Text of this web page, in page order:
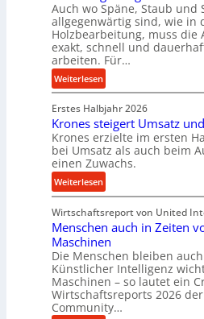
l
s
a
n
d
s
c
h
a
l
s
e
n
s
o
r
e
n
l
g
e
w
i
n
d
e
t
r
i
b
u
n
d
H
y
d
r
a
Auch wo Späne, Staub und
allgegenwärtig sind, wie in
Holzbearbeitung, muss die
exakt, schnell und
arbeiten. Für…
Weiterlesen:
P
r
ä
z
i
s
e
u
n
d
l
a
n
g
l
Erstes Halbjahr 2026
Krones steigert Umsatz
Krones erzielte im ersten
bei Umsatz als auch beim
einen Zuwachs.
Weiterlesen:
K
r
o
n
e
s
s
t
Wirtschaftsreport von United
Menschen auch in Zeiten
Maschinen
Die Menschen bleiben
Künstlicher Intelligenz
Maschinen – so lautet ein
Wirtschaftsreports 2026
Community…